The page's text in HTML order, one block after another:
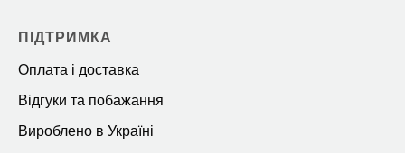
ПІДТРИМКА
Оплата і доставка
Відгуки та побажання
Вироблено в Україні